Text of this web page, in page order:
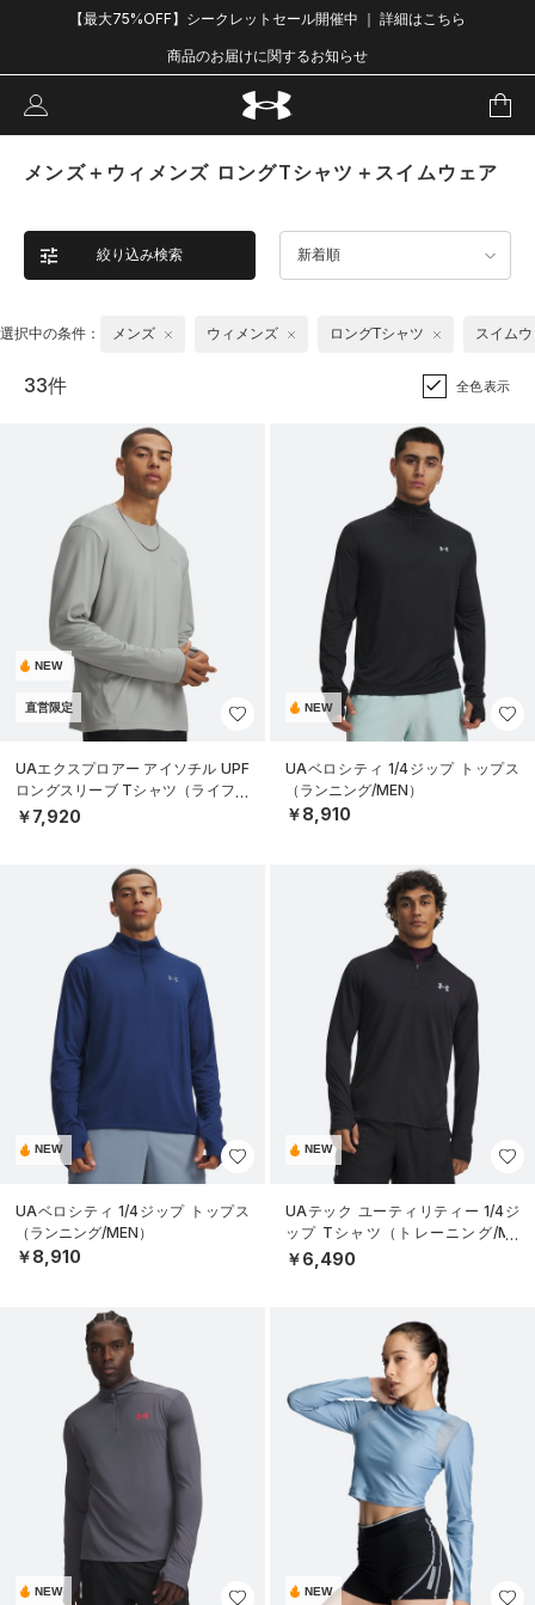
【最大75%OFF】シークレットセール開催中 ｜ 詳細はこちら
商品のお届けに関するお知らせ
メンズ＋ウィメンズ ロングTシャツ＋スイムウェア
絞り込み検索 新着順
選択中の条件： メンズ ウィメンズ ロングTシャツ スイム
33件 全色表示
NEW
直営限定
UAエクスプロアー アイソチル UPF
ロングスリーブ Tシャツ（ライフス
タイル/MEN）
￥7,920
NEW
UAベロシティ 1/4ジップ トップス
（ランニング/MEN）
￥8,910
NEW
UAベロシティ 1/4ジップ トップス
（ランニング/MEN）
￥8,910
NEW
UAテック ユーティリティー 1/4ジ
ップ Tシャツ（トレーニング/ME
N）
￥6,490
NEW NEW